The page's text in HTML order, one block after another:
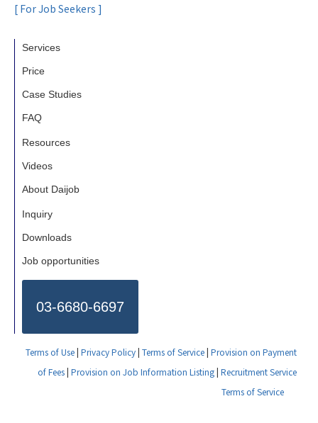
[ For Job Seekers ]
Services
Price
Case Studies
FAQ
Resources
Videos
About Daijob
Inquiry
Downloads
Job opportunities
03-6680-6697
Terms of Use| Privacy Policy| Terms of Service| Provision on Payment
of Fees| Provision on Job Information Listing| Recruitment Service
Terms of Service